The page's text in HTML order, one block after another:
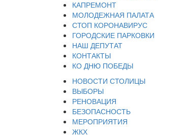
КАПРЕМОНТ
МОЛОДЕЖНАЯ ПАЛАТА
СТОП КОРОНАВИРУС
ГОРОДСКИЕ ПАРКОВКИ
НАШ ДЕПУТАТ
КОНТАКТЫ
КО ДНЮ ПОБЕДЫ
НОВОСТИ СТОЛИЦЫ
ВЫБОРЫ
РЕНОВАЦИЯ
БЕЗОПАСНОСТЬ
МЕРОПРИЯТИЯ
ЖКХ